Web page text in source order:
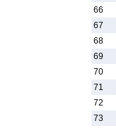
66
67
68
69
70
71
72
73